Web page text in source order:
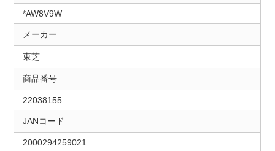
*AW8V9W
メーカー
東芝
商品番号
22038155
JANコード
2000294259021